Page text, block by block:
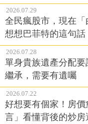
2026.07.29
全民瘋股市，現在
想想巴菲特的這句話
2026.07.28
單身貴族遺產分配
繼承，需要有遺囑
2026.07.22
好想要有個家！房
言」看懂背後的炒房